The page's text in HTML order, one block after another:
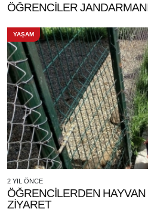
ÖĞRENCİLER
YAŞAM
2 YIL ÖNCE
ÖĞRENCİLERDEN
ZİYARET